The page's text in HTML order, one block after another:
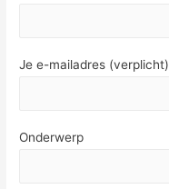
Je e-mailadres (verplicht)
Onderwerp